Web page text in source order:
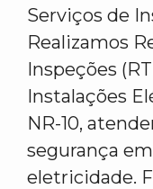
Serviços de
Realizamos
Inspeções
Instalações
NR-10,
segurança
eletricidade.